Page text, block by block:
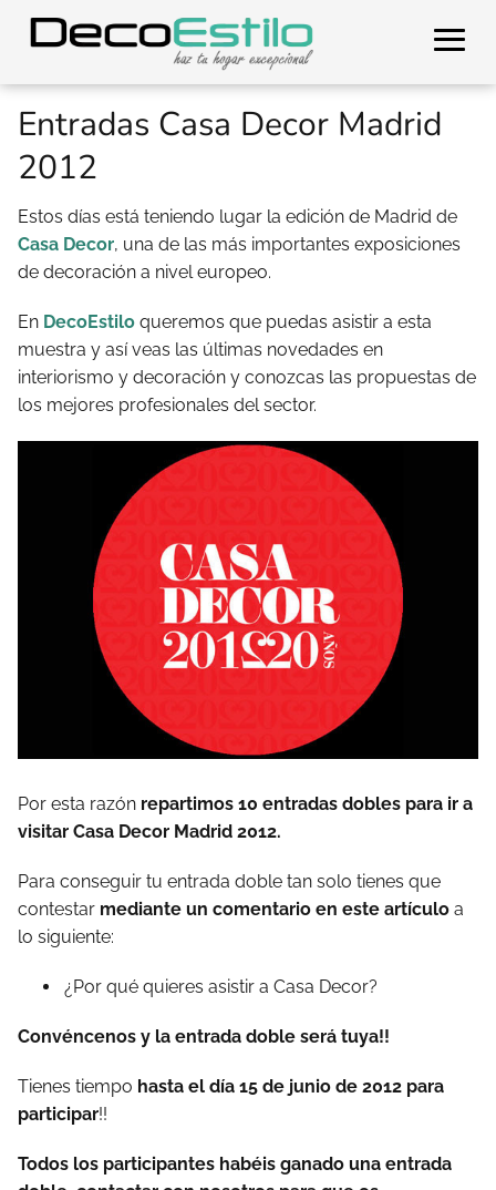
Entradas Casa Decor Madrid
2012
Estos días está teniendo lugar la edición de Madrid de
Casa Decor, una de las más importantes exposiciones
de decoración a nivel europeo.
En DecoEstilo queremos que puedas asistir a esta
muestra y así veas las últimas novedades en
interiorismo y decoración y conozcas las propuestas de
los mejores profesionales del sector.
Por esta razón repartimos 10 entradas dobles para ir a
visitar Casa Decor Madrid 2012.
Para conseguir tu entrada doble tan solo tienes que
contestar mediante un comentario en este artículo a
lo siguiente:
¿Por qué quieres asistir a Casa Decor?
Convéncenos y la entrada doble será tuya!!
Tienes tiempo hasta el día 15 de junio de 2012 para
participar!!
Todos los participantes habéis ganado una entrada